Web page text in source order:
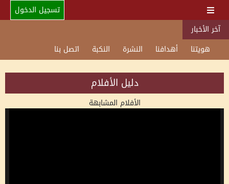
تسجيل الدخول
آخر الأخبار
هويتنا
أهدافنا النشرة النكبة اتصل بنا
دليل الأفلام
الأفلام المشابهة